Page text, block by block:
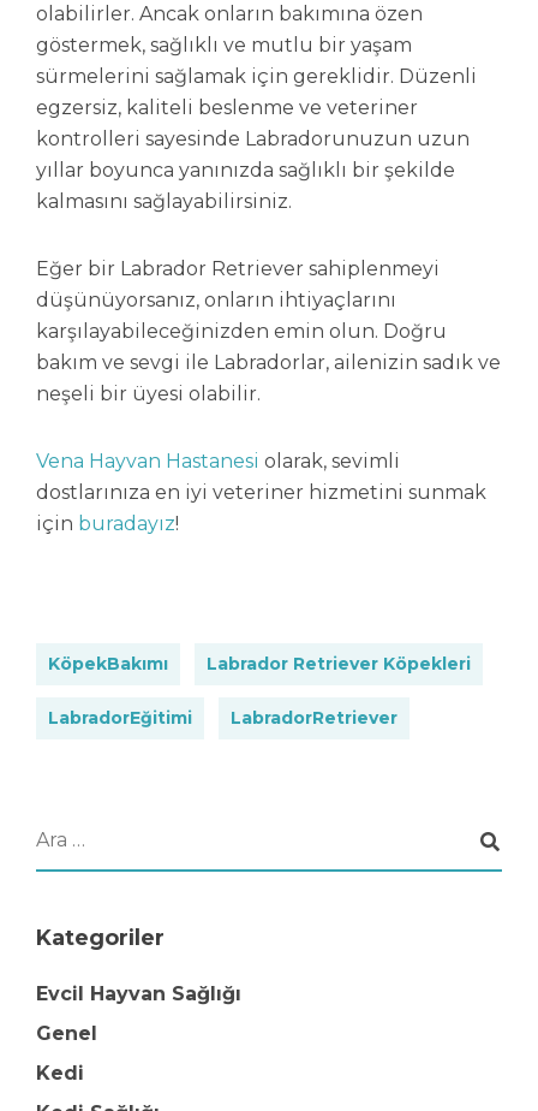
olabilirler. Ancak onların bakımına özen
göstermek, sağlıklı ve mutlu bir yaşam
sürmelerini sağlamak için gereklidir. Düzenli
egzersiz, kaliteli beslenme ve veteriner
kontrolleri sayesinde Labradorunuzun uzun
yıllar boyunca yanınızda sağlıklı bir şekilde
kalmasını sağlayabilirsiniz.
Eğer bir Labrador Retriever sahiplenmeyi
düşünüyorsanız, onların ihtiyaçlarını
karşılayabileceğinizden emin olun. Doğru
bakım ve sevgi ile Labradorlar, ailenizin sadık ve
neşeli bir üyesi olabilir.
Vena Hayvan Hastanesi olarak, sevimli
dostlarınıza en iyi veteriner hizmetini sunmak
için buradayız!
KöpekBakımı Labrador Retriever Köpekleri
LabradorEğitimi LabradorRetriever
Kategoriler
Evcil Hayvan Sağlığı
Genel
Kedi